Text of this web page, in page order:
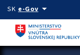
Preskocit na hlavný
SK e-Govarrow_drop_down
Zastavit automatický